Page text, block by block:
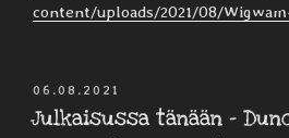
content/uploads/2021/08/
JULKAISTU
06.08.2021
Julkaisussa tänään –